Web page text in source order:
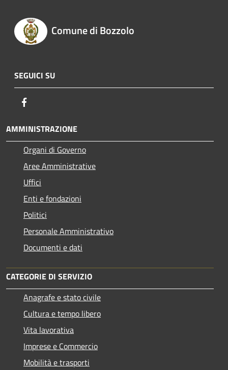
Comune di Bozzolo
SEGUICI SU
AMMINISTRAZIONE
Organi di Governo
Aree Amministrative
Uffici
Enti e fondazioni
Politici
Personale Amministrativo
Documenti e dati
CATEGORIE DI SERVIZIO
Anagrafe e stato civile
Cultura e tempo libero
Vita lavorativa
Imprese e Commercio
Mobilità e trasporti